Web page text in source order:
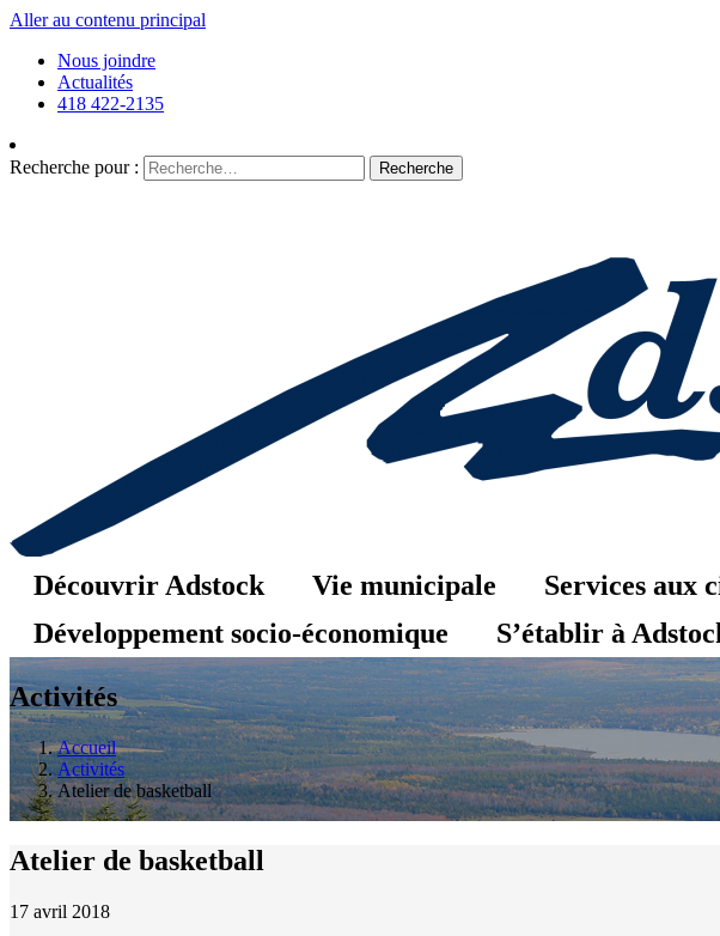
Aller au contenu principal
Nous joindre
Actualités
418 422-2135
Recherche pour : Recherche
Découvrir Adstock Vie municipale Services aux
Développement socio-économique
S’établir à
Activités
Accueil
Activités
Atelier de basketball
Atelier de basketball
17 avril 2018